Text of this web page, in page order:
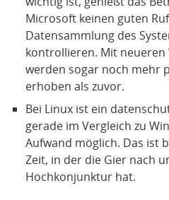
Microsoft keinen guten
Datensammlung des
kontrollieren. Mit neueren
werden sogar noch mehr
erhoben als zuvor.
Bei Linux ist ein
gerade im Vergleich zu
Aufwand möglich. Das ist
Zeit, in der die Gier nach
Hochkonjunktur hat.